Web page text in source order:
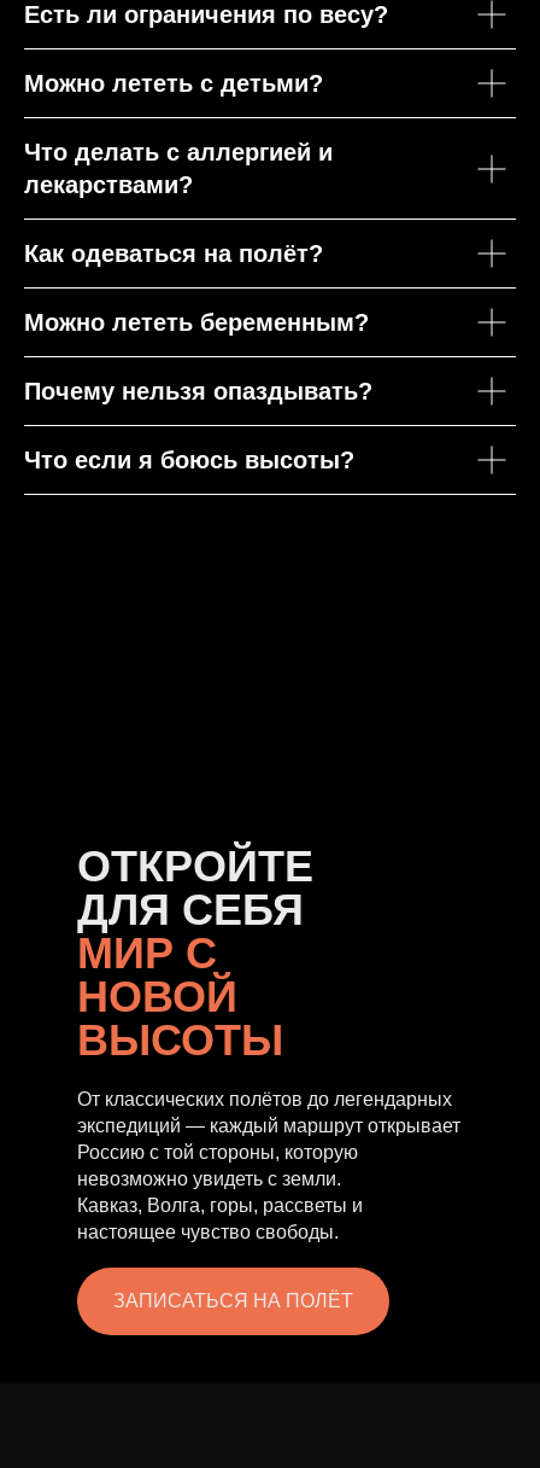
Есть ли ограничения по весу?
Можно лететь с детьми?
Что делать с аллергией и
лекарствами?
Как одеваться на полёт?
Можно лететь беременным?
Почему нельзя опаздывать?
Что если я боюсь высоты?
ОТКРОЙТЕ
ДЛЯ СЕБЯ
МИР С
НОВОЙ
ВЫСОТЫ
От классических полётов до легендарных
экспедиций — каждый маршрут открывает
Россию с той стороны, которую
невозможно увидеть с земли.
Кавказ, Волга, горы, рассветы и
настоящее чувство свободы.
ЗАПИСАТЬСЯ НА ПОЛЁТ